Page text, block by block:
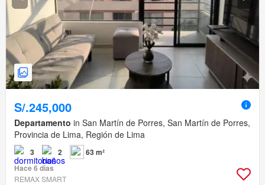
S/.245,000
Departamento in San Martín de Porres, San Martín de Porres,
Provincia de Lima, Región de Lima
3 2
63 m²
Hace 6 días
REMAX SMART